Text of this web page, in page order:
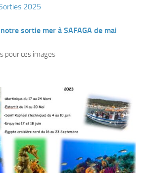
acquis
N4
2025
sortie mer à SAFAGA de mai
pour ces images